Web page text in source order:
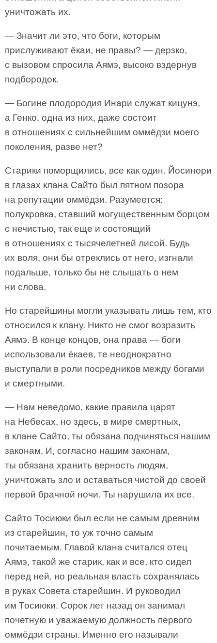
уничтожать их.
— Значит ли это, что боги, которым
прислуживают ёкаи, не правы? — дерзко,
с вызовом спросила Аямэ, высоко вздернув
подбородок.
— Богине плодородия Инари служат кицунэ,
а Генко, одна из них, даже состоит
в отношениях с сильнейшим оммёдзи моего
поколения, разве нет?
Старики поморщились, все как один. Йосинори
в глазах клана Сайто был пятном позора
на репутации оммёдзи. Разумеется:
полукровка, ставший могущественным борцом
с нечистью, так еще и состоящий
в отношениях с тысячелетней лисой. Будь
их воля, они бы отреклись от него, изгнали
подальше, только бы не слышать о нем
ни слова.
Но старейшины могли указывать лишь тем, кто
относился к клану. Никто не смог возразить
Аямэ. В конце концов, она права — боги
использовали ёкаев, те неоднократно
выступали в роли посредников между богами
и смертными.
— Нам неведомо, какие правила царят
на Небесах, но здесь, в мире смертных,
в клане Сайто, ты обязана подчиняться нашим
законам. И, согласно нашим законам,
ты обязана хранить верность людям,
уничтожать зло и оставаться чистой до своей
первой брачной ночи. Ты нарушила их все.
Сайто Тосиюки был если не самым древним
из старейшин, то уж точно самым
почитаемым. Главой клана считался отец
Аямэ, такой же старик, как и все, кто сидел
перед ней, но реальная власть сохранялась
в руках Совета старейшин. И руководил
им Тосиюки. Сорок лет назад он занимал
почетную и уважаемую должность первого
оммёдзи страны. Именно его называли